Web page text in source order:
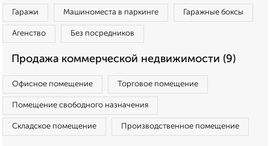
Гаражи Машиноместа в паркинге Гаражные боксы
Агенство Без посредников
Продажа коммерческой недвижимости (9)
Офисное помещение Торговое помещение
Помещение свободного назначения
Складское помещение Производственное помещение